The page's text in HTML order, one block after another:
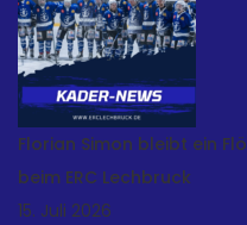
Florian Simon bleibt ein
beim ERC Lechbruck
15. Juli 2026